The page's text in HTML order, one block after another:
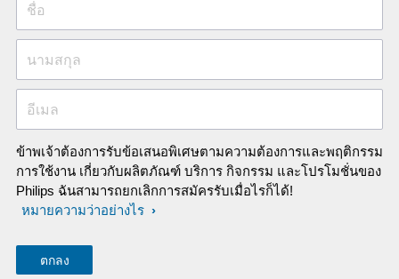
ชื่อ
นามสกุล
อีเมล
ข้าพเจ้าต้องการรับข้อเสนอพิเศษตามความต้องการและพฤติกรรม
การใช้งาน เกี่ยวกับผลิตภัณฑ์ บริการ กิจกรรม และโปรโมชั่นของ
Philips ฉันสามารถยกเลิกการสมัครรับเมื่อไรก็ได้!
หมายความว่าอย่างไร